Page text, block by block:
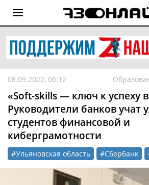
08.09.2022, 06:12
«Soft-skills — ключ к успеху
Руководители банков учат
студентов финансовой и
киберграмотности
#Ульяновская область #Сбербанк